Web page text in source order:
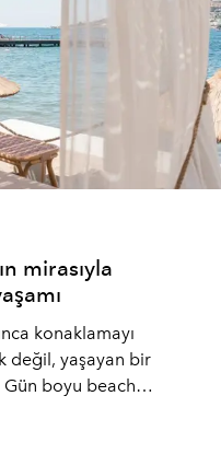
mirasıyla
konaklamayı
değil, yaşayan bir
boyu beach